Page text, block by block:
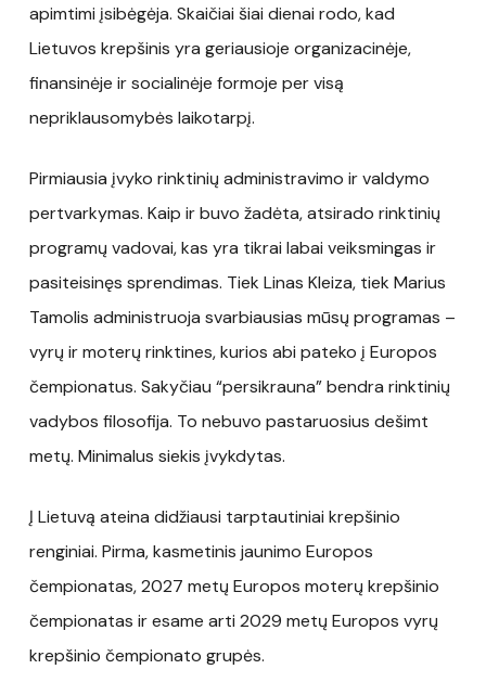
apimtimi įsibėgėja. Skaičiai šiai dienai rodo, kad
Lietuvos krepšinis yra geriausioje organizacinėje,
finansinėje ir socialinėje formoje per visą
nepriklausomybės laikotarpį.
Pirmiausia įvyko rinktinių administravimo ir valdymo
pertvarkymas. Kaip ir buvo žadėta, atsirado rinktinių
programų vadovai, kas yra tikrai labai veiksmingas ir
pasiteisinęs sprendimas. Tiek Linas Kleiza, tiek Marius
Tamolis administruoja svarbiausias mūsų programas –
vyrų ir moterų rinktines, kurios abi pateko į Europos
čempionatus. Sakyčiau “persikrauna” bendra rinktinių
vadybos filosofija. To nebuvo pastaruosius dešimt
metų. Minimalus siekis įvykdytas.
Į Lietuvą ateina didžiausi tarptautiniai krepšinio
renginiai. Pirma, kasmetinis jaunimo Europos
čempionatas, 2027 metų Europos moterų krepšinio
čempionatas ir esame arti 2029 metų Europos vyrų
krepšinio čempionato grupės.